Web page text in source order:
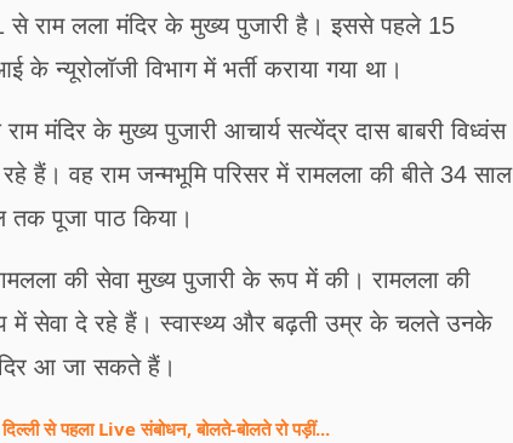
राम लला मंदिर के मुख्य पुजारी है। इससे पहले 15
न्यूरोलॉजी विभाग में भर्ती कराया गया था।
मंदिर के मुख्य पुजारी आचार्य सत्येंद्र दास बाबरी विध्वंस
हैं। वह राम जन्मभूमि परिसर में रामलला की बीते 34 साल
पूजा पाठ किया।
की सेवा मुख्य पुजारी के रूप में की। रामलला की
में सेवा दे रहे हैं। स्वास्थ्य और बढ़ती उम्र के चलते उनके
आ जा सकते हैं।
से पहला Live संबोधन, बोलते-बोलते रो पड़ीं...